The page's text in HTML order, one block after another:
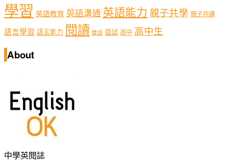
學習 英語教育 英語溝通 英語能力 親子共學 親子共讀
語言學習 語言能力 閱讀 雙語 面試 高中 高中生
About
中學英閱誌